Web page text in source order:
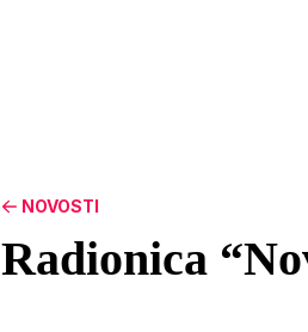
NOVOSTI
Radionica